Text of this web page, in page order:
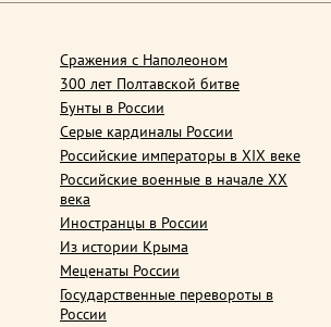
Сражения с Наполеоном
300 лет Полтавской битве
Бунты в России
Серые кардиналы России
Российские императоры в XIX веке
Российские военные в начале ХХ
века
Иностранцы в России
Из истории Крыма
Меценаты России
Государственные перевороты в
России